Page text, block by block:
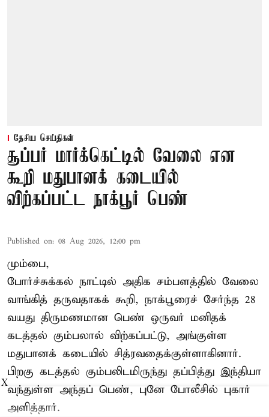
தேசிய செய்திகள்
சூப்பர் மார்க்கெட்டில் வேலை என
கூறி மதுபானக் கடையில்
விற்கப்பட்ட நாக்பூர் பெண்
Published on: 08 Aug 2026, 12:00 pm
மும்பை,
போர்ச்சுக்கல் நாட்டில் அதிக சம்பளத்தில் வேலை
வாங்கித் தருவதாகக் கூறி, நாக்பூரைச் சேர்ந்த 28
வயது திருமணமான பெண் ஒருவர் மனிதக்
கடத்தல் கும்பலால் விற்கப்பட்டு, அங்குள்ள
மதுபானக் கடையில் சித்ரவதைக்குள்ளாகினார்.
பிறகு கடத்தல் கும்பலிடமிருந்து தப்பித்து இந்தியா
வந்துள்ள அந்தப் பெண், புனே போலீசில் புகார்
அளித்தார்.
X